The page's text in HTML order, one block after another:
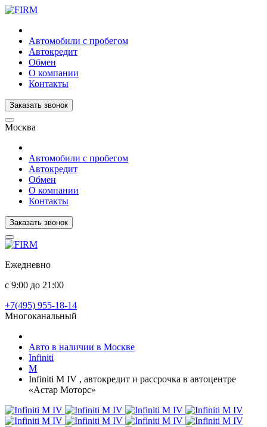
Автомобили с пробегом
Автокредит
Обмен
О компании
Контакты
Заказать звонок
Москва
Автомобили с пробегом
Автокредит
Обмен
О компании
Контакты
Заказать звонок
Ежедневно
с 9:00 до 21:00
+7(495) 955-18-14
Многоканальный
Авто в наличии в Москве
Infiniti
M
Infiniti M IV , автокредит и рассрочка в автоцентре
«Астар Моторс»